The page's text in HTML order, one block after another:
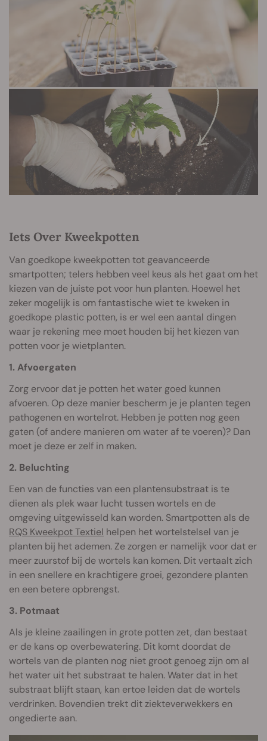
Iets Over Kweekpotten
Van goedkope kweekpotten tot geavanceerde
smartpotten; telers hebben veel keus als het gaat om het
kiezen van de juiste pot voor hun planten. Hoewel het
zeker mogelijk is om fantastische wiet te kweken in
goedkope plastic potten, is er wel een aantal dingen
waar je rekening mee moet houden bij het kiezen van
potten voor je wietplanten.
1. Afvoergaten
Zorg ervoor dat je potten het water goed kunnen
afvoeren. Op deze manier bescherm je je planten tegen
pathogenen en wortelrot. Hebben je potten nog geen
gaten (of andere manieren om water af te voeren)? Dan
moet je deze er zelf in maken.
2. Beluchting
Een van de functies van een plantensubstraat is te
dienen als plek waar lucht tussen wortels en de
omgeving uitgewisseld kan worden. Smartpotten als de
RQS Kweekpot Textiel helpen het wortelstelsel van je
planten bij het ademen. Ze zorgen er namelijk voor dat er
meer zuurstof bij de wortels kan komen. Dit vertaalt zich
in een snellere en krachtigere groei, gezondere planten
en een betere opbrengst.
3. Potmaat
Als je kleine zaailingen in grote potten zet, dan bestaat
er de kans op overbewatering. Dit komt doordat de
wortels van de planten nog niet groot genoeg zijn om al
het water uit het substraat te halen. Water dat in het
substraat blijft staan, kan ertoe leiden dat de wortels
verdrinken. Bovendien trekt dit ziekteverwekkers en
ongedierte aan.